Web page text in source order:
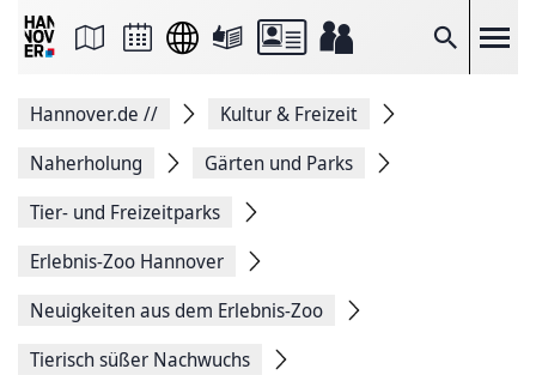
Suche
Seite
Facebook
teilen
Seitenlink
Seite
Hannover.de //
Kultur & Freizeit
Naherholung
Gärten und Parks
Tier- und Freizeitparks
Erlebnis-Zoo Hannover
Neuigkeiten aus dem Erlebnis-Zoo
Tierisch süßer Nachwuchs